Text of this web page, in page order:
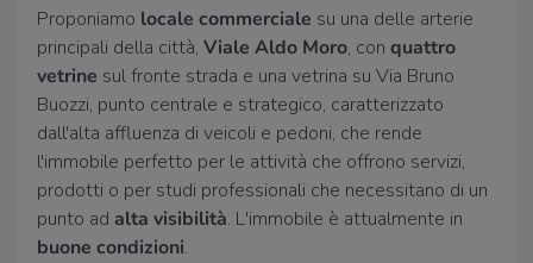
Proponiamo locale commerciale su una delle arterie
principali della città, Viale Aldo Moro, con quattro
vetrine sul fronte strada e una vetrina su Via Bruno
Buozzi, punto centrale e strategico, caratterizzato
dall'alta affluenza di veicoli e pedoni, che rende
l'immobile perfetto per le attività che offrono servizi,
prodotti o per studi professionali che necessitano di un
punto ad alta visibilità. L'immobile è attualmente in
buone condizioni.